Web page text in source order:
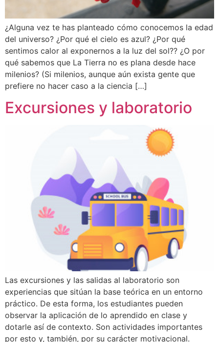
¿Alguna vez te has planteado cómo conocemos la edad
del universo? ¿Por qué el cielo es azul? ¿Por qué
sentimos calor al exponernos a la luz del sol?? ¿O por
qué sabemos que La Tierra no es plana desde hace
milenios? (Si milenios, aunque aún exista gente que
prefiere no hacer caso a la ciencia […]
Excursiones y laboratorio
Las excursiones y las salidas al laboratorio son
experiencias que sitúan la base teórica en un entorno
práctico. De esta forma, los estudiantes pueden
observar la aplicación de lo aprendido en clase y
dotarle así de contexto. Son actividades importantes
por esto y, también, por su carácter motivacional.